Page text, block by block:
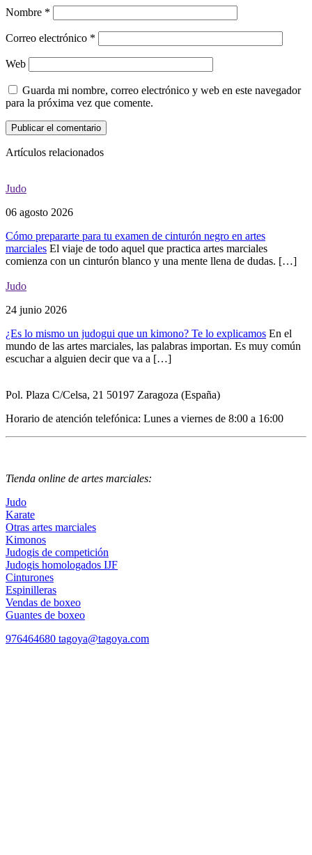
Nombre *
Correo electrónico *
Web
Guarda mi nombre, correo electrónico y web en este navegador
para la próxima vez que comente.
Artículos relacionados
Judo
06 agosto 2026
Cómo prepararte para tu examen de cinturón negro en artes
marciales El viaje de todo aquel que practica artes marciales
comienza con un cinturón blanco y una mente llena de dudas. […]
Judo
24 junio 2026
¿Es lo mismo un judogui que un kimono? Te lo explicamos En el
mundo de las artes marciales, las palabras importan. Es muy común
escuchar a alguien decir que va a […]
Pol. Plaza C/Celsa, 21 50197 Zaragoza (España)
Horario de atención telefónica: Lunes a viernes de 8:00 a 16:00
Tienda online de artes marciales:
Judo
Karate
Otras artes marciales
Kimonos
Judogis de competición
Judogis homologados IJF
Cinturones
Espinilleras
Vendas de boxeo
Guantes de boxeo
976464680 tagoya@tagoya.com